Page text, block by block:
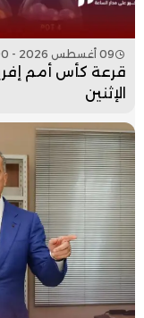
09 أغسطس 2026 - 12:00
قرعة كأس أمم
الإثنين